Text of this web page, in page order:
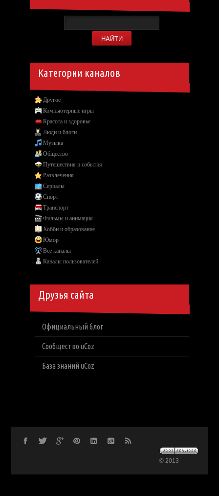
Категории каналов
Другое
Компьютерные игры
Красота и здоровье
Люди и блоги
Музыка
Общество
Путешествия и события
Развлечения
Сериалы
Спорт
Транспорт
Фильмы и анимация
Хобби и образование
Юмор
Все каналы
Каналы пользователей
Друзья сайта
Официальный блог
Сообщество uCoz
База знаний uCoz
© 2013